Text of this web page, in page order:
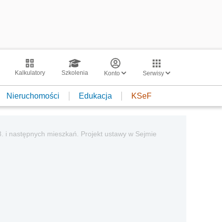
Kalkulatory Szkolenia Konto Serwisy
Nieruchomości Edukacja KSeF
i następnych mieszkań. Projekt ustawy w Sejmie